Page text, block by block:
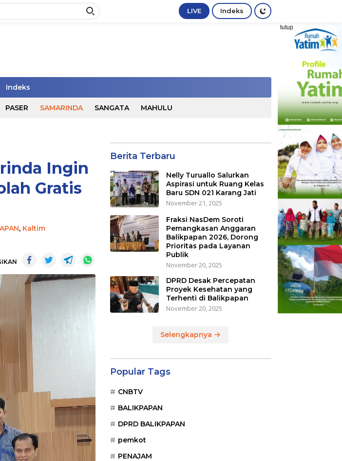
LIVE Indeks
tutup
Indeks
PASER SAMARINDA SANGATA MAHULU
Ingin
Gratis
, Kaltim
Berita Terbaru
Nelly Turuallo Salurkan
Aspirasi untuk Ruang Kelas
Baru SDN 021 Karang Jati
November 21, 2025
Fraksi NasDem Soroti
Pemangkasan Anggaran
Balikpapan 2026, Dorong
Prioritas pada Layanan
Publik
November 20, 2025
DPRD Desak Percepatan
Proyek Kesehatan yang
Terhenti di Balikpapan
November 20, 2025
Selengkapnya
Popular Tags
CNBTV
BALIKPAPAN
DPRD BALIKPAPAN
pemkot
PENAJAM